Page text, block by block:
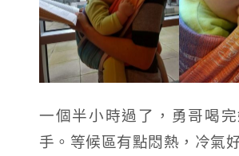
一個半小時過了，勇哥喝
手。等候區有點悶熱，冷氣